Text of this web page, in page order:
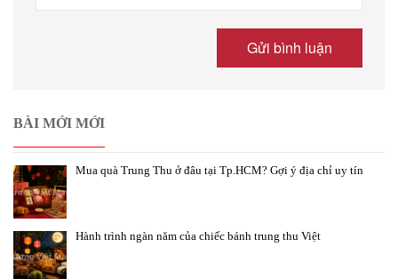
BÀI MỚI MỚI
Mua quà Trung Thu ở đâu tại Tp.HCM? Gợi ý địa chỉ uy tín
Hành trình ngàn năm của chiếc bánh trung thu Việt